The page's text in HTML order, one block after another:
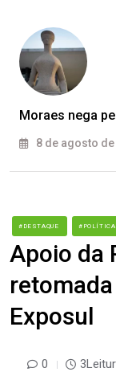
Moraes nega
8 de agosto de
#DESTAQUE #POLÍTICA
Apoio da
Exposul
0